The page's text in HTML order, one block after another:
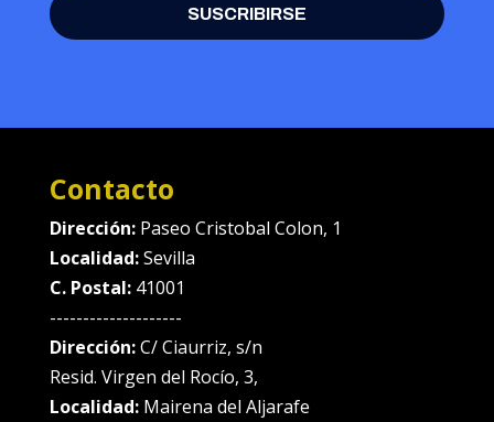
SUSCRIBIRSE
Contacto
Dirección: Paseo Cristobal Colon, 1
Localidad:Sevilla
C. Postal:41001
--------------------
Dirección:C/ Ciaurriz, s/n
Resid. Virgen del Rocío, 3,
Localidad:Mairena del Aljarafe